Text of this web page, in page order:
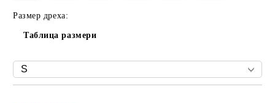
Размер дреха:
Таблица размери